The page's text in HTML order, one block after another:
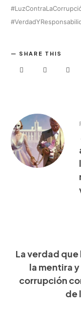
SHARE THIS
La verdad
la mentira
corrupción
de